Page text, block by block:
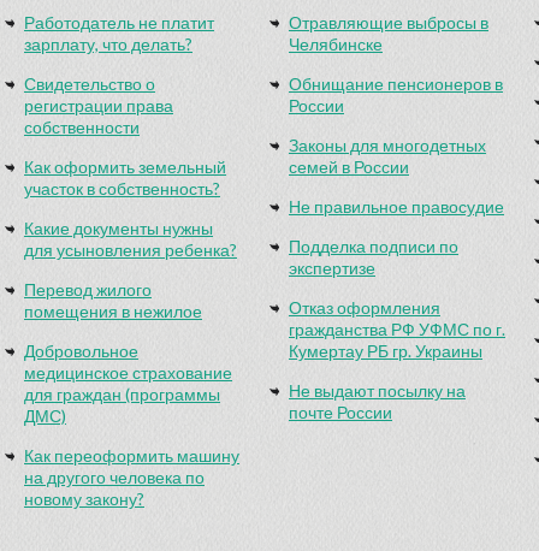
Работодатель не платит
зарплату, что делать?
Свидетельство о
регистрации права
собственности
Как оформить земельный
участок в собственность?
Какие документы нужны
для усыновления ребенка?
Перевод жилого
помещения в нежилое
Добровольное
медицинское страхование
для граждан (программы
ДМС)
Как переоформить машину
на другого человека по
новому закону?
Отравляющие выбросы в
Челябинске
Обнищание пенсионеров в
России
Законы для многодетных
семей в России
Не правильное правосудие
Подделка подписи по
экспертизе
Отказ оформления
гражданства РФ УФМС по г.
Кумертау РБ гр. Украины
Не выдают посылку на
почте России